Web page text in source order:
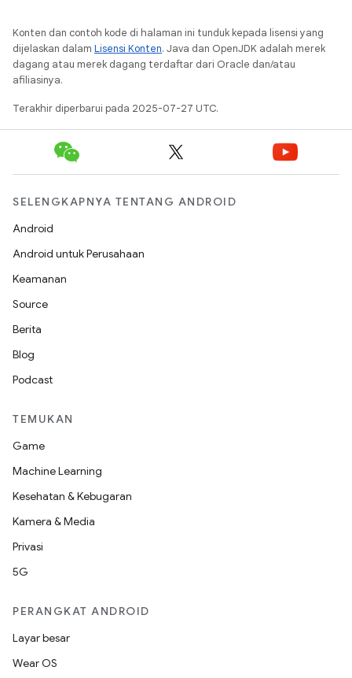
Konten dan contoh kode di halaman ini tunduk kepada lisensi yang
dijelaskan dalam Lisensi Konten. Java dan OpenJDK adalah merek
dagang atau merek dagang terdaftar dari Oracle dan/atau
afiliasinya.
Terakhir diperbarui pada 2025-07-27 UTC.
SELENGKAPNYA TENTANG ANDROID
Android
Android untuk Perusahaan
Keamanan
Source
Berita
Blog
Podcast
TEMUKAN
Game
Machine Learning
Kesehatan & Kebugaran
Kamera & Media
Privasi
5G
PERANGKAT ANDROID
Layar besar
Wear OS